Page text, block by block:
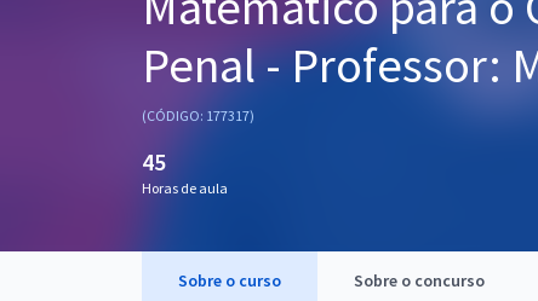
Questões grátis
Penal - Professor:
(CÓDIGO: 177317)
45
Horas de aula
Sobre o curso Sobre o concurso